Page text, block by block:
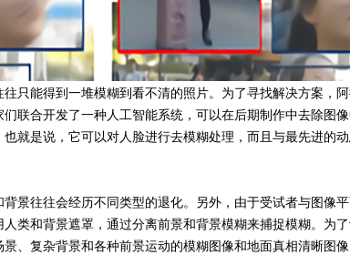
只能得到一堆模糊到看不清的照片。为了寻找解决方案，
联合开发了一种人工智能系统，可以在后期制作中去除图
就是说，它可以对人脸进行去模糊处理，而且与最先进的
景往往会经历不同类型的退化。另外，由于受试者与图像
类和背景遮罩，通过分离前景和背景模糊来捕捉模糊。为
、复杂背景和各种前景运动的模糊图像和地面真相清晰图